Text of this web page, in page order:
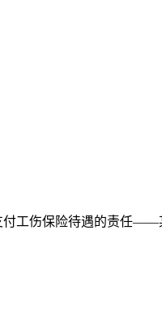
付工伤保险待遇的责任——